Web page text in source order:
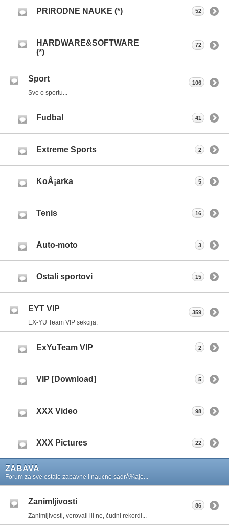
PRIRODNE NAUKE (*) 52
HARDWARE&SOFTWARE
(*)
72
Sport
Sve o sportu...
106
Fudbal 41
Extreme Sports 2
KoÅ¡arka 5
Tenis 16
Auto-moto 3
Ostali sportovi 15
EYT VIP
EX-YU Team VIP sekcija.
359
ExYuTeam VIP 2
VIP [Download] 5
XXX Video 98
XXX Pictures 22
ZABAVA
Forum za sve ostale zabavne i naucne sadrÅ¾aje...
Zanimljivosti
Zanimljivosti, verovali ili ne, čudni rekordi...
86